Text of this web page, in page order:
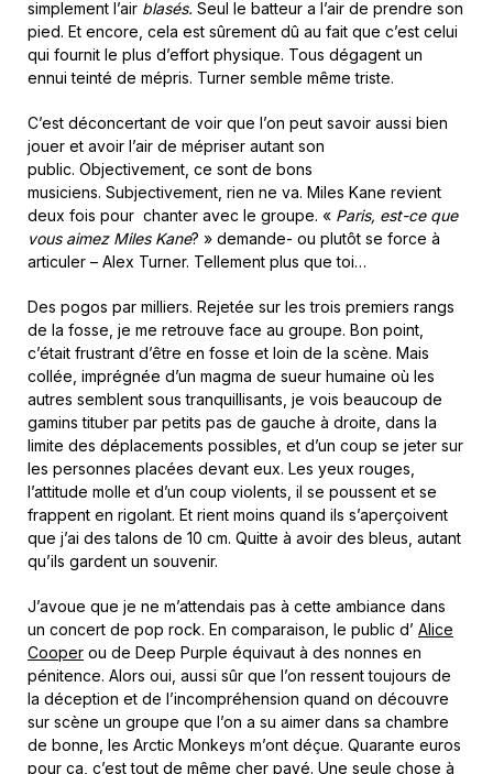
simplement l’air blasés. Seul le batteur a l’air de prendre son
pied. Et encore, cela est sûrement dû au fait que c’est celui
qui fournit le plus d’effort physique. Tous dégagent un
ennui teinté de mépris. Turner semble même triste.
C’est déconcertant de voir que l’on peut savoir aussi bien
jouer et avoir l’air de mépriser autant son
public. Objectivement, ce sont de bons
musiciens. Subjectivement, rien ne va. Miles Kane revient
deux fois pour chanter avec le groupe. « Paris, est-ce que
vous aimez Miles Kane? » demande- ou plutôt se force à
articuler – Alex Turner. Tellement plus que toi…
Des pogos par milliers. Rejetée sur les trois premiers rangs
de la fosse, je me retrouve face au groupe. Bon point,
c’était frustrant d’être en fosse et loin de la scène. Mais
collée, imprégnée d’un magma de sueur humaine où les
autres semblent sous tranquillisants, je vois beaucoup de
gamins tituber par petits pas de gauche à droite, dans la
limite des déplacements possibles, et d’un coup se jeter sur
les personnes placées devant eux. Les yeux rouges,
l’attitude molle et d’un coup violents, il se poussent et se
frappent en rigolant. Et rient moins quand ils s’aperçoivent
que j’ai des talons de 10 cm. Quitte à avoir des bleus, autant
qu’ils gardent un souvenir.
J’avoue que je ne m’attendais pas à cette ambiance dans
un concert de pop rock. En comparaison, le public d’ Alice
Cooper ou de Deep Purple équivaut à des nonnes en
pénitence. Alors oui, aussi sûr que l’on ressent toujours de
la déception et de l’incompréhension quand on découvre
sur scène un groupe que l’on a su aimer dans sa chambre
de bonne, les Arctic Monkeys m’ont déçue. Quarante euros
pour ça, c’est tout de même cher payé. Une seule chose à